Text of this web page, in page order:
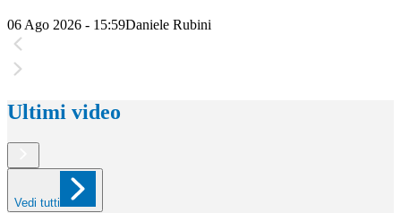
06 Ago 2026 - 15:59Daniele Rubini
Ultimi video
Vedi tutti